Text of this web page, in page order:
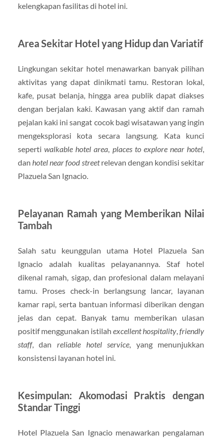
kelengkapan fasilitas di hotel ini.
Area Sekitar Hotel yang Hidup dan Variatif
Lingkungan sekitar hotel menawarkan banyak pilihan
aktivitas yang dapat dinikmati tamu. Restoran lokal,
kafe, pusat belanja, hingga area publik dapat diakses
dengan berjalan kaki. Kawasan yang aktif dan ramah
pejalan kaki ini sangat cocok bagi wisatawan yang ingin
mengeksplorasi kota secara langsung. Kata kunci
seperti walkable hotel area, places to explore near hotel,
dan hotel near food streetrelevan dengan kondisi sekitar
Plazuela San Ignacio.
Pelayanan Ramah yang Memberikan Nilai
Tambah
Salah satu keunggulan utama Hotel Plazuela San
Ignacio adalah kualitas pelayanannya. Staf hotel
dikenal ramah, sigap, dan profesional dalam melayani
tamu. Proses check-in berlangsung lancar, layanan
kamar rapi, serta bantuan informasi diberikan dengan
jelas dan cepat. Banyak tamu memberikan ulasan
positif menggunakan istilahexcellent hospitality,friendly
staff, dan reliable hotel service, yang menunjukkan
konsistensi layanan hotel ini.
Kesimpulan: Akomodasi Praktis dengan
Standar Tinggi
Hotel Plazuela San Ignacio menawarkan pengalaman